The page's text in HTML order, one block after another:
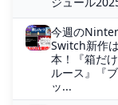
今週の
Switch新作
本！『箱だ
ルース』『
ッ...